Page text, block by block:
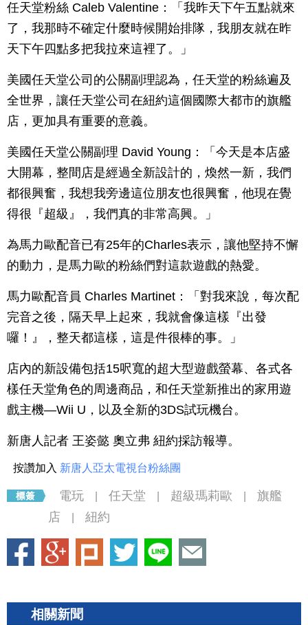
任天堂粉絲 Caleb Valentine：「我昨天下午五點就來
了，我那時不確定什麼時候開始排隊，我朋友就在昨
天下午四點多把我拉來這裡了。」
美國任天堂公司的公關副理認為，任天堂的粉絲遍及
全世界，讓任天堂公司在紐約這個國際大都市的旗艦
店，更加具有重要的意義。
美國任天堂公關副理 David Young：「今天是本店盛
大開幕，整間店是經過全新設計的，煥然一新，我們
都很興奮，我想我旁邊這位朋友也很興奮，他現在覺
得很『超級』，我們真的非常高興。」
為馬力歐配音已有25年的Charles表示，讓他堅持不懈
的動力，是馬力歐的粉絲們對這款遊戲的熱愛。
馬力歐配音員 Charles Martinet：「對我來說，每次配
完音之後，隔天早上起來，我就會像這樣『出發
囉！』，整天都這樣，這是件很棒的事。」
店內的新設備包括15呎寬的超大型遊戲螢幕、各式各
樣任天堂角色的周邊商品，和任天堂新推出的家用遊
戲主機—Wii U，以及全新的3DS試玩機台。
新唐人記者 王姿懿 奧立弗 紐約採訪報導。
按讚加入 新唐人亞太電視台粉絲團
電玩 任天堂 超級瑪莉歐
旗艦
店
紐約
相關新聞